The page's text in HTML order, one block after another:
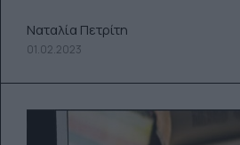
Ναταλία Πετρίτη
01.02.2023